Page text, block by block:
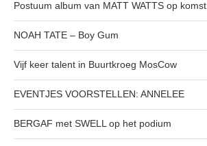
Postuum album van MATT WATTS op komst
NOAH TATE – Boy Gum
Vijf keer talent in Buurtkroeg MosCow
EVENTJES VOORSTELLEN: ANNELEE
BERGAF met SWELL op het podium